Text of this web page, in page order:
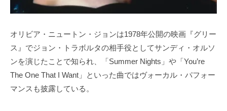
オリビア・ニュートン・ジョンは1978年公開の映画『グリー
ス』でジョン・トラボルタの相手役としてサンディ・オルソ
ンを演じたことで知られ、「Summer Nights」や「You’re
The One That I Want」といった曲ではヴォーカル・パフォー
マンスも披露している。